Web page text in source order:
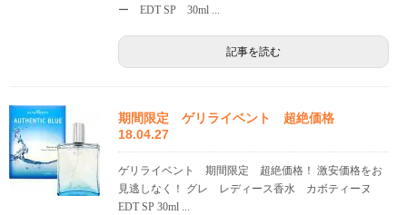
ー EDT SP 30ml ...
記事を読む
期間限定 ゲリライベント 超絶価格
18.04.27
ゲリライベント 期間限定 超絶価格！ 激安価格をお
見逃しなく！ グレ レディース香水 カボティーヌ
EDT SP 30ml ...